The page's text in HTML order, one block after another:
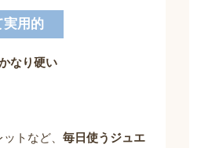
実用的
なり硬い
トなど、 毎日使うジュエ